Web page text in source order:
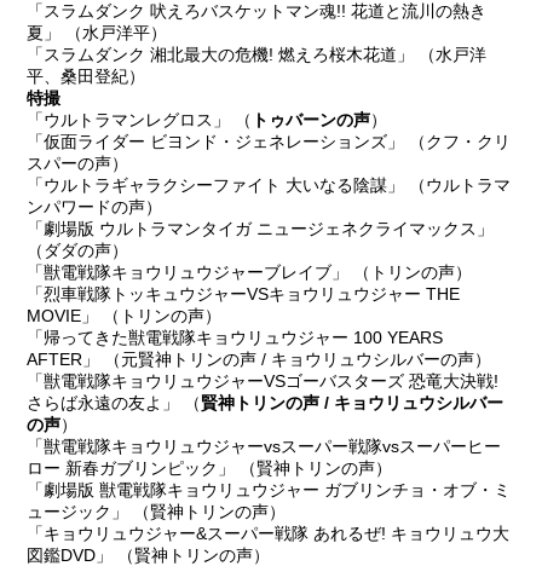
「スラムダンク 吠えろバスケットマン魂!! 花道と流川の熱き
夏」 （水戸洋平）
「スラムダンク 湘北最大の危機! 燃えろ桜木花道」 （水戸洋
平、桑田登紀）
特撮
「ウルトラマンレグロス」 （ トゥバーンの声）
「仮面ライダー ビヨンド・ジェネレーションズ」 （クフ・クリ
スパーの声）
「ウルトラギャラクシーファイト 大いなる陰謀」 （ウルトラマ
ンパワードの声）
「劇場版 ウルトラマンタイガ ニュージェネクライマックス」
（ダダの声）
「獣電戦隊キョウリュウジャーブレイブ」 （トリンの声）
「烈車戦隊トッキュウジャーVSキョウリュウジャー THE
MOVIE」 （トリンの声）
「帰ってきた獣電戦隊キョウリュウジャー 100 YEARS
AFTER」 （元賢神トリンの声 / キョウリュウシルバーの声）
「獣電戦隊キョウリュウジャーVSゴーバスターズ 恐竜大決戦!
さらば永遠の友よ」 （賢神トリンの声 / キョウリュウシルバー
の声）
「獣電戦隊キョウリュウジャーvsスーパー戦隊vsスーパーヒー
ロー 新春ガブリンピック」 （賢神トリンの声）
「劇場版 獣電戦隊キョウリュウジャー ガブリンチョ・オブ・ミ
ュージック」 （賢神トリンの声）
「キョウリュウジャー&スーパー戦隊 あれるぜ! キョウリュウ大
図鑑DVD」 （賢神トリンの声）